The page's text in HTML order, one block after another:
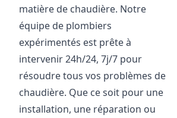
matière de chaudière. Notre
équipe de plombiers
expérimentés est prête à
intervenir 24h/24, 7j/7 pour
résoudre tous vos problèmes de
chaudière. Que ce soit pour une
installation, une réparation ou